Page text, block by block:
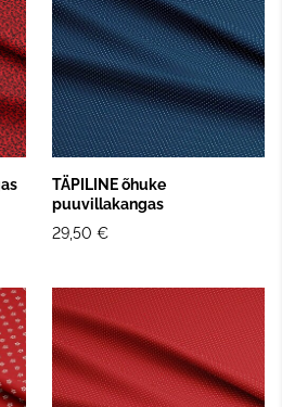
TÄPILINE õhuke
puuvillakangas
29,50 €